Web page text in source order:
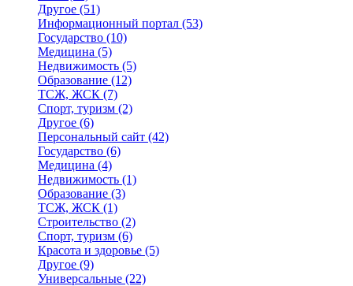
Другое (51)
Информационный портал (53)
Государство (10)
Медицина (5)
Недвижимость (5)
Образование (12)
ТСЖ, ЖСК (7)
Спорт, туризм (2)
Другое (6)
Персональный сайт (42)
Государство (6)
Медицина (4)
Недвижимость (1)
Образование (3)
ТСЖ, ЖСК (1)
Строительство (2)
Спорт, туризм (6)
Красота и здоровье (5)
Другое (9)
Универсальные (22)